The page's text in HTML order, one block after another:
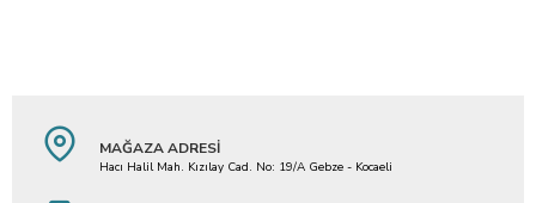
MAĞAZA ADRESI
Hacı Halil Mah. Kızılay Cad. No: 19/A Gebze - Kocaeli